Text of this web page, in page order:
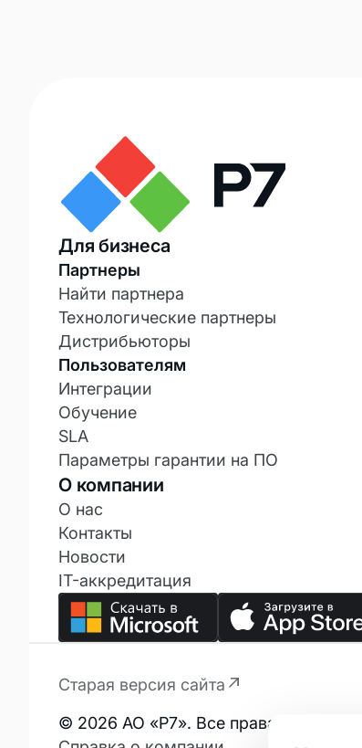
Для бизнеса
Партнеры
Найти партнера
Технологические партнеры
Дистрибьюторы
Пользователям
Интеграции
Обучение
SLA
Параметры гарантии на ПО
О компании
О нас
Контакты
Новости
IT-аккредитация
Старая версия сайта
© 2026 АО «Р7». Все права защищены.